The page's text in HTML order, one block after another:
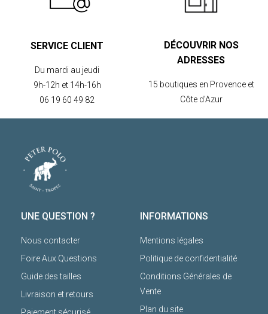
SERVICE CLIENT
Du mardi au jeudi
9h-12h et 14h-16h
06 19 60 49 82
DÉCOUVRIR NOS
ADRESSES
15 boutiques en Provence et
Côte d'Azur
UNE QUESTION ?
Nous contacter
Foire Aux Questions
Guide des tailles
Livraison et retours
INFORMATIONS
Mentions légales
Politique de confidentialité
Conditions Générales de
Vente
Plan du site